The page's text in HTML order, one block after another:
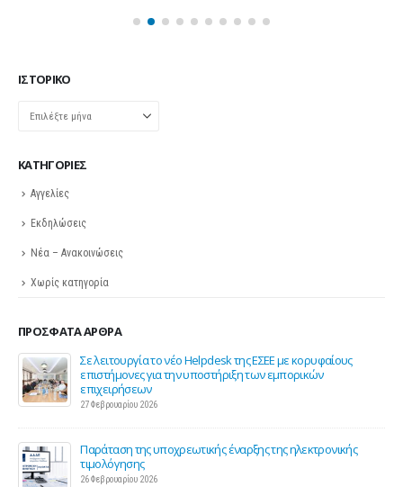
ΙΣΤΟΡΙΚΌ
Ιστορικό
KΑΤΗΓΟΡΊΕΣ
Αγγελίες
Εκδηλώσεις
Νέα – Ανακοινώσεις
Χωρίς κατηγορία
ΠΡΌΣΦΑΤΑ ΆΡΘΡΑ
Σε λειτουργία το νέο Helpdesk της ΕΣΕΕ με κορυφαίους
επιστήμονες για την υποστήριξη των εμπορικών
επιχειρήσεων
27 Φεβρουαρίου 2026
Παράταση της υποχρεωτικής έναρξης της ηλεκτρονικής
τιμολόγησης
26 Φεβρουαρίου 2026